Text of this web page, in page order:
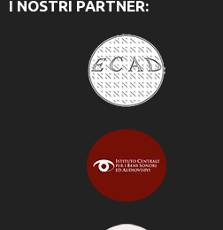
I NOSTRI PARTNER: